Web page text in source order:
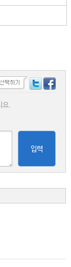
요.
입력